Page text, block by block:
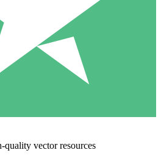
vector resources